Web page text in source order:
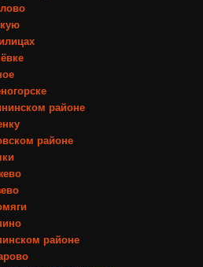
районе
районе
районе